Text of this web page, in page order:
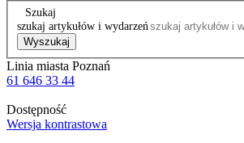
Szukaj
szukaj artykułów i wydarzeń
Wyszukaj
Linia miasta Poznań
61 646 33 44
Dostępność
Wersja kontrastowa